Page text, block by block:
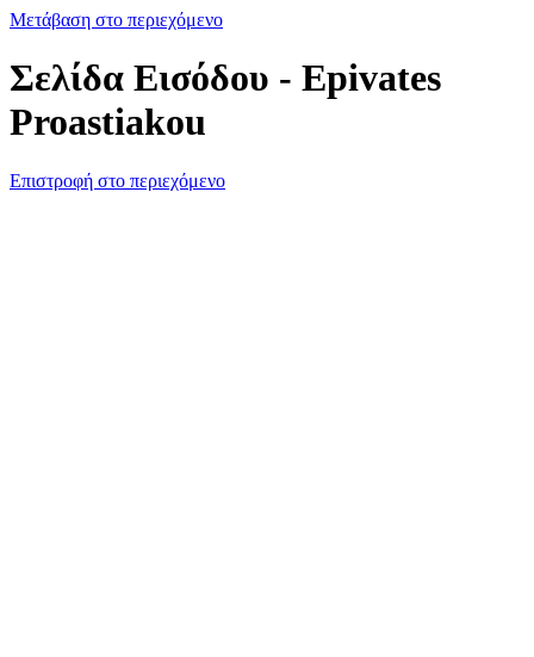
Μετάβαση στο περιεχόμενο
Σελίδα Εισόδου - Epivates
Proastiakou
Επιστροφή στο περιεχόμενο